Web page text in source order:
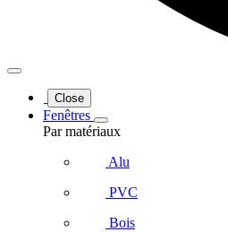
Close
Fenêtres
Par matériaux
Alu
PVC
Bois